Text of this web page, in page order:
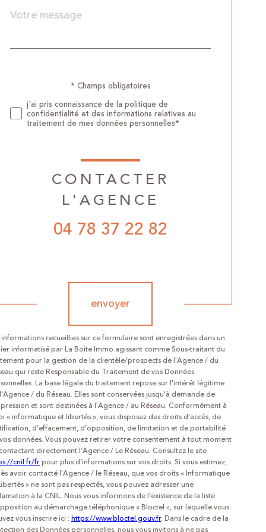
Fieldset
Message
*
Validation* Champs obligatoires
j'ai pris connaissance de la politique de
confidentialité et des informations relatives au
traitement de mes données personnelles*
CONTACTER
L'AGENCE
04 78 37 22 82
envoyer
informations recueillies sur ce formulaire sont enregistrées dans un
informatisé par La Boite Immo agissant comme Sous-traitant du
pour la gestion de la clientèle/prospects de l'Agence / du
qui reste Responsable du Traitement de vos Données
La base légale du traitement repose sur l'intérêt légitime
/ du Réseau. Elles sont conservées jusqu'à demande de
et sont destinées à l'Agence / au Réseau. Conformément à
« informatique et libertés », vous disposez des droits d’accès, de
d’effacement, d’opposition, de limitation et de portabilité
données. Vous pouvez retirer votre consentement à tout moment
directement l’Agence / Le Réseau. Consultez le site
cnil.fr/frpour plus d’informations sur vos droits. Si vous estimez,
avoir contacté l'Agence / le Réseau, que vos droits « Informatique
» ne sont pas respectés, vous pouvez adresser une
à la CNIL. Nous vous informons de l’existence de la liste
au démarchage téléphonique « Bloctel », sur laquelle vous
vous inscrire ici : https://www.bloctel.gouv.fr. Dans le cadre de la